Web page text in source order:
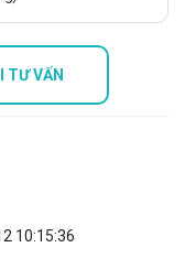
TƯ VẤN
10:15:36